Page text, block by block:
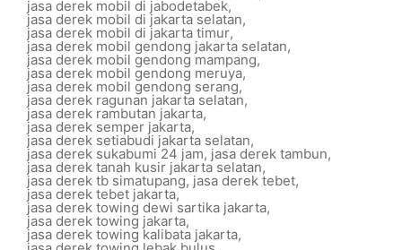
jasa derek mobil di jabodetabek,
jasa derek mobil di jakarta selatan,
jasa derek mobil di jakarta timur,
jasa derek mobil gendong jakarta selatan,
jasa derek mobil gendong mampang,
jasa derek mobil gendong meruya,
jasa derek mobil gendong serang,
jasa derek ragunan jakarta selatan,
jasa derek rambutan jakarta,
jasa derek semper jakarta,
jasa derek setiabudi jakarta selatan,
jasa derek sukabumi 24 jam, jasa derek tambun,
jasa derek tanah kusir jakarta selatan,
jasa derek tb simatupang, jasa derek tebet,
jasa derek tebet jakarta,
jasa derek towing dewi sartika jakarta,
jasa derek towing jakarta,
jasa derek towing kalibata jakarta,